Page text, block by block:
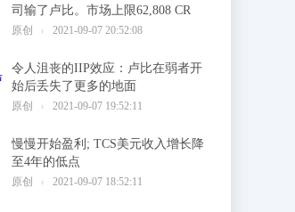
司输了卢比。市场上限62,808 CR
原创 2021-09-07 20:52:08
令人沮丧的IIP效应：卢比在弱者开
始后丢失了更多的地面
原创 2021-09-07 19:52:11
慢慢开始盈利; TCS美元收入增长降
至4年的低点
原创 2021-09-07 18:52:11